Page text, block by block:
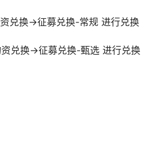
兑换→征募兑换-常规 进行兑换
兑换→征募兑换-甄选 进行兑换